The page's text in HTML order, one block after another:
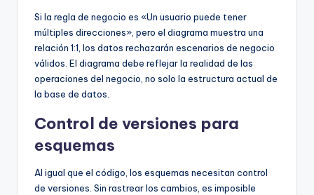
Si la regla de negocio es «Un usuario puede tener
múltiples direcciones», pero el diagrama muestra una
relación 1:1, los datos rechazarán escenarios de negocio
válidos. El diagrama debe reflejar la realidad de las
operaciones del negocio, no solo la estructura actual de
la base de datos.
Control de versiones para
esquemas
Al igual que el código, los esquemas necesitan control
de versiones. Sin rastrear los cambios, es imposible